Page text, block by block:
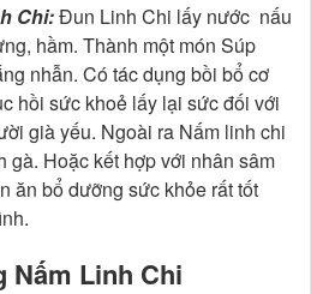
Chi:Đun Linh Chi lấy nước nấu
hầm. Thành một món Súp
nhẫn. Có tác dụng bồi bổ cơ
hồi sức khoẻ lấy lại sức đối với
già yếu. Ngoài ra Nấm linh chi
gà. Hoặc kết hợp với nhân sâm
ăn bổ dưỡng sức khỏe rất tốt
Nấm Linh Chi